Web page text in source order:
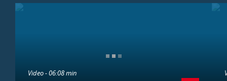
Video - 06:08 min